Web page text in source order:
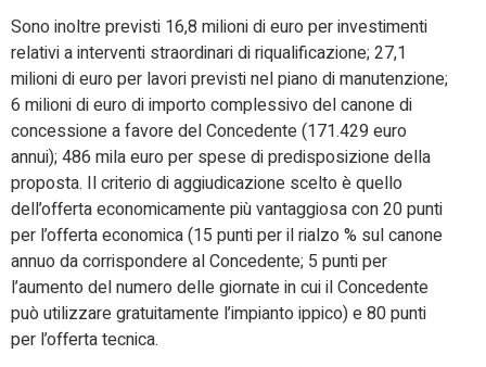
Sono inoltre previsti 16,8 milioni di euro per investimenti
relativi a interventi straordinari di riqualificazione; 27,1
milioni di euro per lavori previsti nel piano di manutenzione;
6 milioni di euro di importo complessivo del canone di
concessione a favore del Concedente (171.429 euro
annui); 486 mila euro per spese di predisposizione della
proposta. Il criterio di aggiudicazione scelto è quello
dell’offerta economicamente più vantaggiosa con 20 punti
per l’offerta economica (15 punti per il rialzo % sul canone
annuo da corrispondere al Concedente; 5 punti per
l’aumento del numero delle giornate in cui il Concedente
può utilizzare gratuitamente l’impianto ippico) e 80 punti
per l’offerta tecnica.